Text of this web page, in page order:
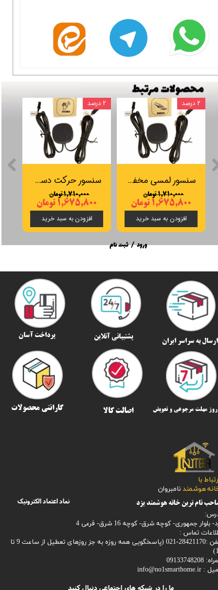
سنسور حرکت دست مخفی SOS مدل LP5032
۱,۷۱۰,۰۰۰ تومان
۱,۶۷۵,۸۰۰ تومان
افزودن به سبد خرید
۲ درصد
سنسور لمسی مخفی دیمردار SOS مدل LP9030
۱,۷۱۰,۰۰۰ تومان
۱,۶۷۵,۸۰۰ تومان
افزودن به سبد خرید
۲ درصد
ورود / ثبت نام
با
هوشمند نامبروان
بلوار جمهوری- کوچه شرق- کوچه 16 شرق- فرعی 4
تماس :
021 (
پاسخگویی همه روزه به جز روزهای تعطیل از ساعت 9 تا
09133748208
:
info@no1smarthome.ir
ما را در شبکه های اجتماعی دنبال کنید
نماد اعتماد الکترونیک
ارسال به سراسر ایران​​​​​​​
پشتیبانی آنلاین پرداخت آسان
اصالت کالا گارانتی محصولات
نام ترین خانه هوشمند یزد